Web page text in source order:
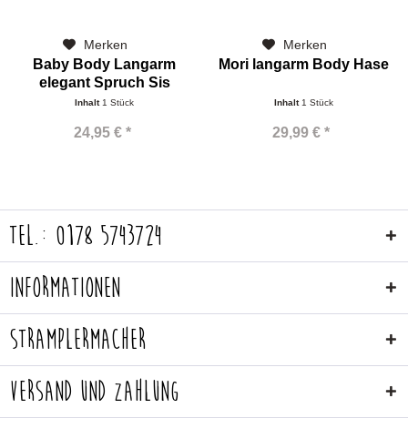
Merken
Baby Body Langarm
elegant Spruch Sis
Konfetti
Inhalt 1 Stück
24,95 € *
Merken
Mori langarm Body Hase
Inhalt 1 Stück
29,99 € *
Tel.: 0178 5743724
Informationen
Stramplermacher
Versand und Zahlung